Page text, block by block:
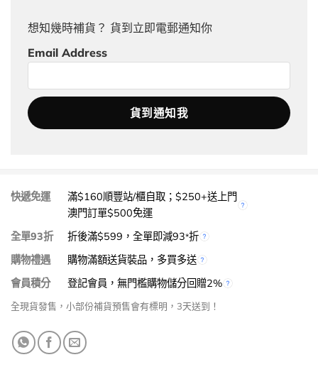
想知幾時補貨？ 貨到立即電郵通知你
Email Address
快遞免運
滿$160順豐站/櫃自取；$250+送上門
澳門訂單$500免運
全單93折
折後滿$599，全單即減93*折
購物禮遇
購物滿額送貨裝品，多買多送
會員積分
登記會員，無門檻購物儲分回贈2%
全現貨發售，小部份補貨預售會有標明，3天送到！